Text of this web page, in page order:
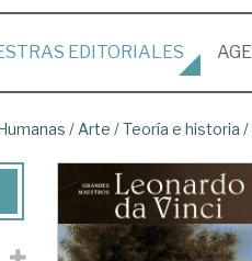
EDITORIALES
/ Arte /Teoría e historia /